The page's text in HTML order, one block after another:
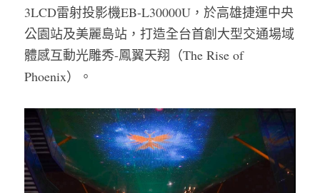
3LCD雷射投影機EB-L30000U，於高雄捷運中央
公園站及美麗島站，打造全台首創大型交通場域
體感互動光雕秀-鳳翼天翔（The Rise of
Phoenix）。